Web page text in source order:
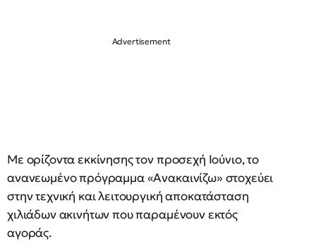
Με ορίζοντα εκκίνησης τον προσεχή Ιούνιο, το
ανανεωμένο πρόγραμμα «Ανακαινίζω» στοχεύει
στην τεχνική και λειτουργική αποκατάσταση
χιλιάδων ακινήτων που παραμένουν εκτός
αγοράς.